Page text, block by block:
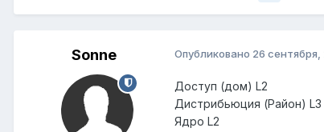
Sonne Опубликовано 26
Доступ (дом) L2
Дистрибьюция (Район) L3
Ядро L2